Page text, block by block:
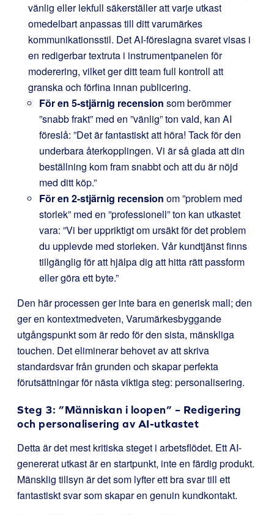
vänlig eller lekfull säkerställer att varje utkast
omedelbart anpassas till ditt varumärkes
kommunikationsstil. Det AI-föreslagna svaret visas i
en redigerbar textruta i instrumentpanelen för
moderering, vilket ger ditt team full kontroll att
granska och förfina innan publicering.
För en 5-stjärnig recension som berömmer
”snabb frakt” med en ”vänlig” ton vald, kan AI
föreslå: ”Det är fantastiskt att höra! Tack för den
underbara återkopplingen. Vi är så glada att din
beställning kom fram snabbt och att du är nöjd
med ditt köp.”
För en 2-stjärnig recension om ”problem med
storlek” med en ”professionell” ton kan utkastet
vara: ”Vi ber uppriktigt om ursäkt för det problem
du upplevde med storleken. Vår kundtjänst finns
tillgänglig för att hjälpa dig att hitta rätt passform
eller göra ett byte.”
Den här processen ger inte bara en generisk mall; den
ger en kontextmedveten, Varumärkesbyggande
utgångspunkt som är redo för den sista, mänskliga
touchen. Det eliminerar behovet av att skriva
standardsvar från grunden och skapar perfekta
förutsättningar för nästa viktiga steg: personalisering.
Steg 3: ”Människan i loopen” – Redigering
och personalisering av AI-utkastet
Detta är det mest kritiska steget i arbetsflödet. Ett AI-
genererat utkast är en startpunkt, inte en färdig produkt.
Mänsklig tillsyn är det som lyfter ett bra svar till ett
fantastiskt svar som skapar en genuin kundkontakt.